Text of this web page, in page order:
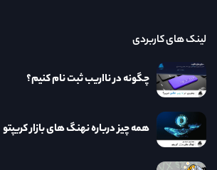
لینک های کاربردی
چگونه در نااریب ثبت نام کنیم؟
همه چیز درباره نهنگ های بازار کریپتو